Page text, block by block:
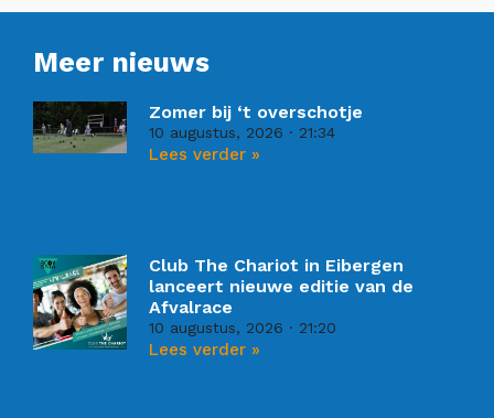
Meer nieuws
Zomer bij ‘t overschotje
10 augustus, 2026 21:34
Lees verder »
Club The Chariot in Eibergen
lanceert nieuwe editie van de
Afvalrace
10 augustus, 2026 21:20
Lees verder »